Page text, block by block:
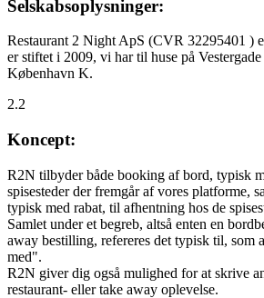
Selskabsoplysninger:
Restaurant 2 Night ApS (CVR 32295401 )
er stiftet i 2009, vi har til huse på
København K.
2.2
Koncept:
R2N tilbyder både booking af bord, typisk
spisesteder der fremgår af vores platforme,
typisk med rabat, til afhentning hos de
Samlet under et begreb, altså enten en
away bestilling, refereres det typisk til, som
med".
R2N giver dig også mulighed for at skrive
restaurant- eller take away oplevelse.